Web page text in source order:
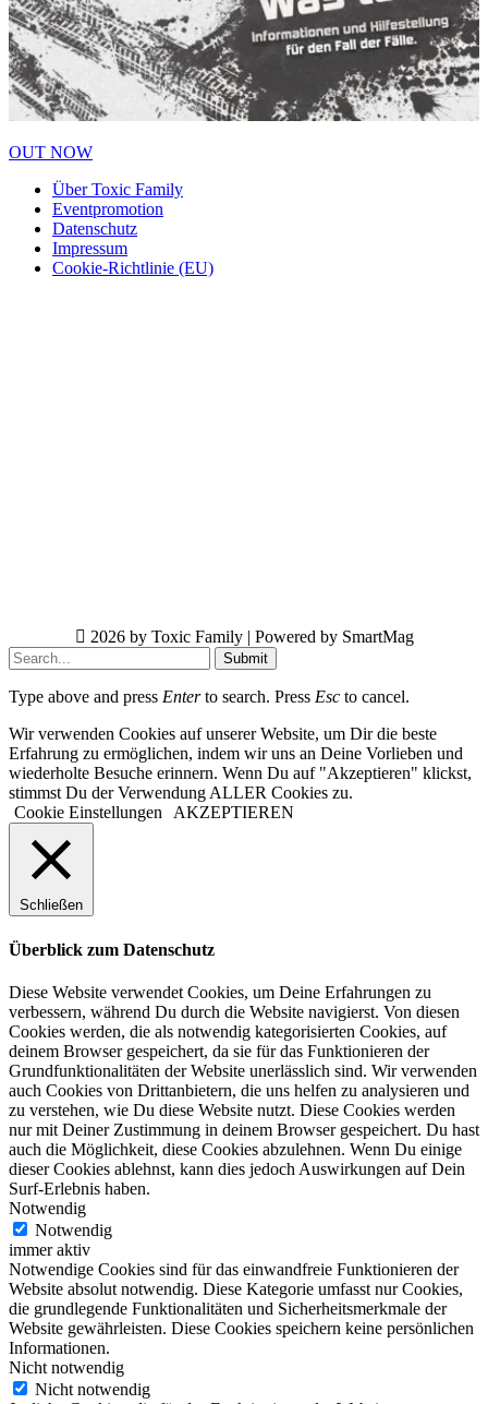
OUT NOW
Über Toxic Family
Eventpromotion
Datenschutz
Impressum
Cookie-Richtlinie (EU)
2026 by Toxic Family | Powered by SmartMag
Submit
Type above and press Enterto search. Press Esc to cancel.
Wir verwenden Cookies auf unserer Website, um Dir die beste
Erfahrung zu ermöglichen, indem wir uns an Deine Vorlieben und
wiederholte Besuche erinnern. Wenn Du auf "Akzeptieren" klickst,
stimmst Du der Verwendung ALLER Cookies zu.
Cookie Einstellungen AKZEPTIEREN
Schließen
Überblick zum Datenschutz
Diese Website verwendet Cookies, um Deine Erfahrungen zu
verbessern, während Du durch die Website navigierst. Von diesen
Cookies werden, die als notwendig kategorisierten Cookies, auf
deinem Browser gespeichert, da sie für das Funktionieren der
Grundfunktionalitäten der Website unerlässlich sind. Wir verwenden
auch Cookies von Drittanbietern, die uns helfen zu analysieren und
zu verstehen, wie Du diese Website nutzt. Diese Cookies werden
nur mit Deiner Zustimmung in deinem Browser gespeichert. Du hast
auch die Möglichkeit, diese Cookies abzulehnen. Wenn Du einige
dieser Cookies ablehnst, kann dies jedoch Auswirkungen auf Dein
Surf-Erlebnis haben.
Notwendig
Notwendig
immer aktiv
Notwendige Cookies sind für das einwandfreie Funktionieren der
Website absolut notwendig. Diese Kategorie umfasst nur Cookies,
die grundlegende Funktionalitäten und Sicherheitsmerkmale der
Website gewährleisten. Diese Cookies speichern keine persönlichen
Informationen.
Nicht notwendig
Nicht notwendig